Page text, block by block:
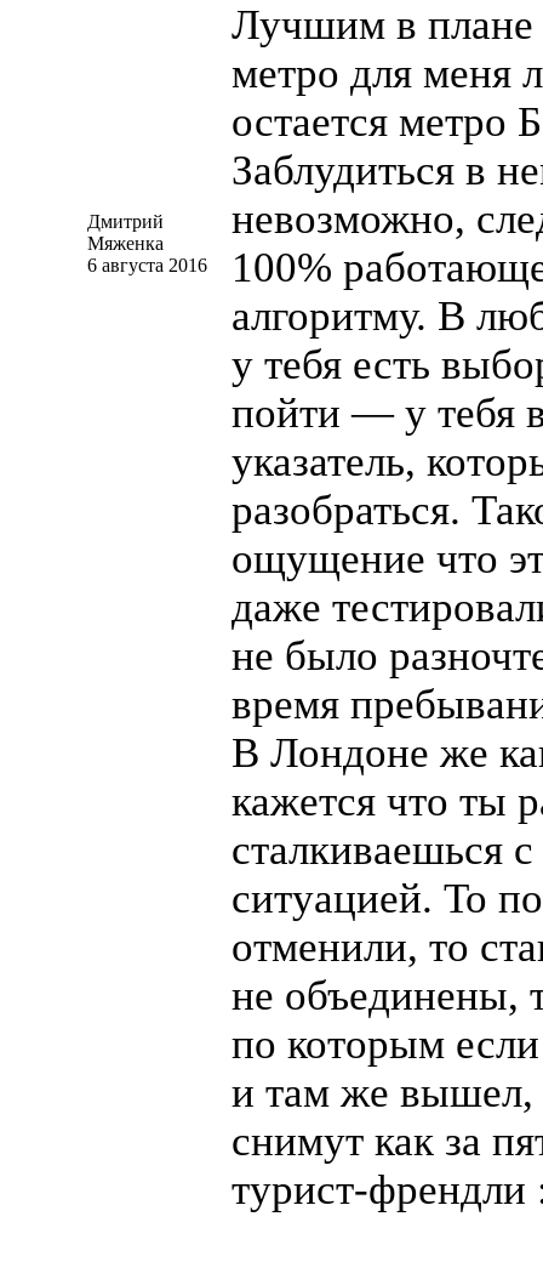
Дмитрий
Мяженка
6 августа 2016
Лучшим в плане
метро для меня
остается метро
Заблудиться в
невозможно,
100%
алгоритму. В
у тебя есть
пойти — у тебя
указатель,
разобраться.
ощущение что
даже
не было
время
В Лондоне же
кажется что ты
сталкиваешься
ситуацией. То
отменили, то
не объединены,
по которым
и там же вышел,
снимут как за
турист-френдли